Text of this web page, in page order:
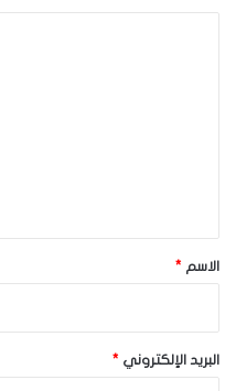
*الاسم *
البريد الإلكتروني *